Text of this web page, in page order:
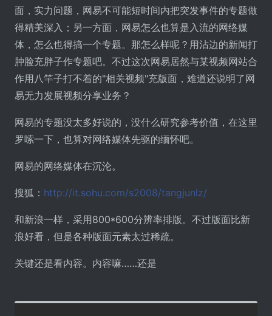
面，实力问题，网易不可能短时间内把突发事件的专题做
得精美深入；另一方面，网易怎么也算是入流的网络媒
体，怎么也得搞一个专题。那怎么样呢？用沾边的新闻打
肿脸充胖子作专题吧。不过这次网易居然与某视频网站合
作用八竿子打不着的"相关视频"充版面，难道还说明了网
易无力发展视频分享业务？
网易的专题没太多好说的，没什么研究参考价值，在这里
罗嗦一下，也算对网络媒体先驱的缅怀吧。
网易的网络媒体在沉沦。
搜狐： http://it.sohu.com/s2008/tangjunlz/
和新浪一样，采用800*600分辨率排版。不过版面比新
浪好看，但是各种版面元素太过稀疏。
关键还是看内容。内容嘛……还是